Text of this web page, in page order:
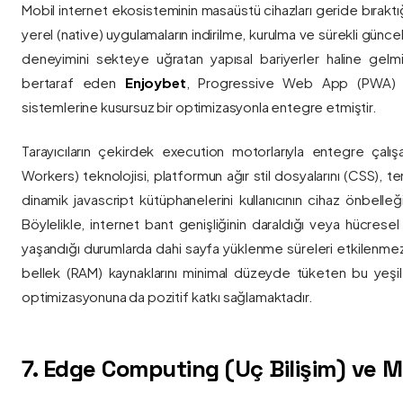
Mobil internet ekosisteminin masaüstü cihazları geride
yerel (native) uygulamaların indirilme, kurulma ve sürekli
deneyimini sekteye uğratan yapısal bariyerler haline
bertaraf eden Enjoybet , Progressive Web App (PWA)
sistemlerine kusursuz bir optimizasyonla entegre etmiştir.
Tarayıcıların çekirdek execution motorlarıyla entegre
Workers) teknolojisi, platformun ağır stil dosyalarını (CSS),
dinamik javascript kütüphanelerini kullanıcının cihaz
Böylelikle, internet bant genişliğinin daraldığı veya
yaşandığı durumlarda dahi sayfa yüklenme süreleri
bellek (RAM) kaynaklarını minimal düzeyde tüketen bu yeşil
optimizasyonuna da pozitif katkı sağlamaktadır.
7. Edge Computing (Uç Bilişim) ve